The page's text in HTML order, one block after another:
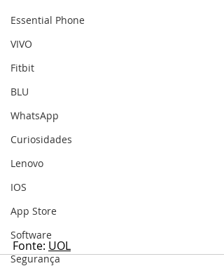
Essential Phone
VIVO
Fitbit
BLU
WhatsApp
Curiosidades
Lenovo
IOS
App Store
Software
Segurança
Fonte: UOL